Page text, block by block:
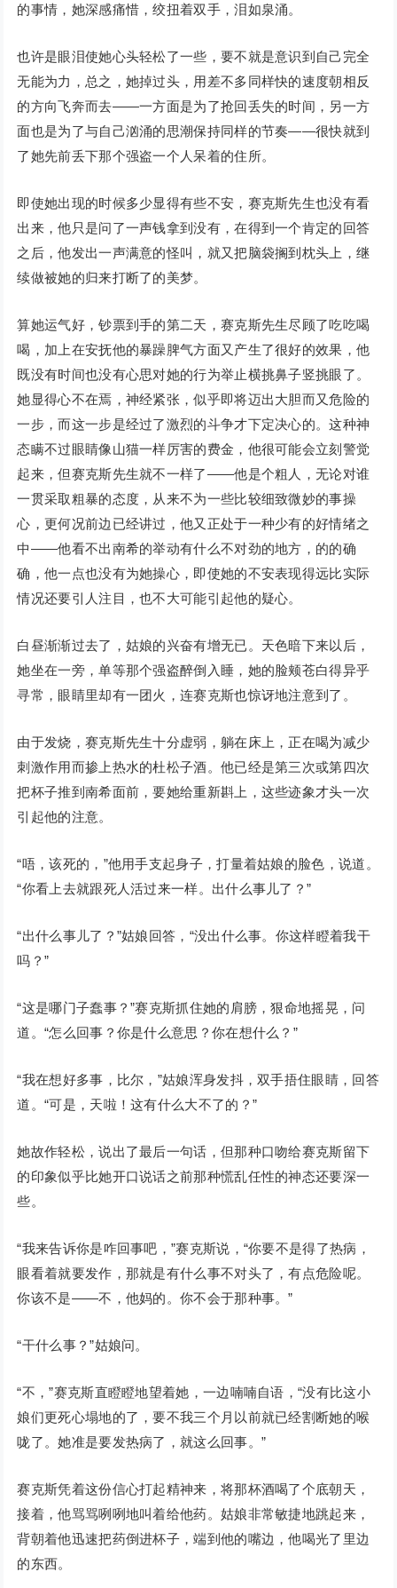
的事情，她深感痛惜，绞扭着双手，泪如泉涌。
也许是眼泪使她心头轻松了一些，要不就是意识到自己完全
无能为力，总之，她掉过头，用差不多同样快的速度朝相反
的方向飞奔而去——一方面是为了抢回丢失的时间，另一方
面也是为了与自己汹涌的思潮保持同样的节奏——很快就到
了她先前丢下那个强盗一个人呆着的住所。
即使她出现的时候多少显得有些不安，赛克斯先生也没有看
出来，他只是问了一声钱拿到没有，在得到一个肯定的回答
之后，他发出一声满意的怪叫，就又把脑袋搁到枕头上，继
续做被她的归来打断了的美梦。
算她运气好，钞票到手的第二天，赛克斯先生尽顾了吃吃喝
喝，加上在安抚他的暴躁脾气方面又产生了很好的效果，他
既没有时间也没有心思对她的行为举止横挑鼻子竖挑眼了。
她显得心不在焉，神经紧张，似乎即将迈出大胆而又危险的
一步，而这一步是经过了激烈的斗争才下定决心的。这种神
态瞒不过眼睛像山猫一样厉害的费金，他很可能会立刻警觉
起来，但赛克斯先生就不一样了——他是个粗人，无论对谁
一贯采取粗暴的态度，从来不为一些比较细致微妙的事操
心，更何况前边已经讲过，他又正处于一种少有的好情绪之
中——他看不出南希的举动有什么不对劲的地方，的的确
确，他一点也没有为她操心，即使她的不安表现得远比实际
情况还要引人注目，也不大可能引起他的疑心。
白昼渐渐过去了，姑娘的兴奋有增无已。天色暗下来以后，
她坐在一旁，单等那个强盗醉倒入睡，她的脸颊苍白得异乎
寻常，眼睛里却有一团火，连赛克斯也惊讶地注意到了。
由于发烧，赛克斯先生十分虚弱，躺在床上，正在喝为减少
刺激作用而掺上热水的杜松子酒。他已经是第三次或第四次
把杯子推到南希面前，要她给重新斟上，这些迹象才头一次
引起他的注意。
“唔，该死的，”他用手支起身子，打量着姑娘的脸色，说道。
“你看上去就跟死人活过来一样。出什么事儿了？”
“出什么事儿了？”姑娘回答，“没出什么事。你这样瞪着我干
吗？”
“这是哪门子蠢事？”赛克斯抓住她的肩膀，狠命地摇晃，问
道。“怎么回事？你是什么意思？你在想什么？”
“我在想好多事，比尔，”姑娘浑身发抖，双手捂住眼睛，回答
道。“可是，天啦！这有什么大不了的？”
她故作轻松，说出了最后一句话，但那种口吻给赛克斯留下
的印象似乎比她开口说话之前那种慌乱任性的神态还要深一
些。
“我来告诉你是咋回事吧，”赛克斯说，“你要不是得了热病，
眼看着就要发作，那就是有什么事不对头了，有点危险呢。
你该不是——不，他妈的。你不会于那种事。”
“干什么事？”姑娘问。
“不，”赛克斯直瞪瞪地望着她，一边喃喃自语，“没有比这小
娘们更死心塌地的了，要不我三个月以前就已经割断她的喉
咙了。她准是要发热病了，就这么回事。”
赛克斯凭着这份信心打起精神来，将那杯酒喝了个底朝天，
接着，他骂骂咧咧地叫着给他药。姑娘非常敏捷地跳起来，
背朝着他迅速把药倒进杯子，端到他的嘴边，他喝光了里边
的东西。